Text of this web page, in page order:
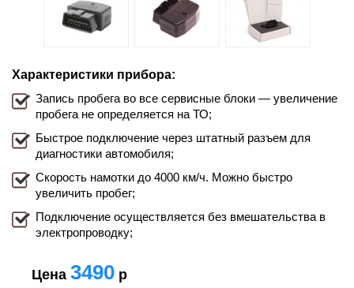
Характеристики прибора:
Запись пробега во все сервисные блоки — увеличение
пробега не определяется на ТО;
Быстрое подключение через штатный разъем для
диагностики автомобиля;
Скорость намотки до 4000 км/ч. Можно быстро
увеличить пробег;
Подключение осуществляется без вмешательства в
электропроводку;
Цена 3490 р